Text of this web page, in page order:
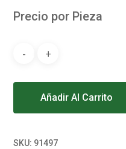
Precio por Pieza
Añadir Al Carrito
SKU: 91497